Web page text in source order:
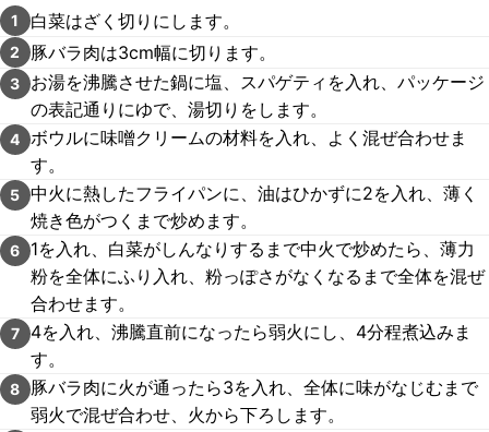
1 白菜はざく切りにします。
2 豚バラ肉は3cm幅に切ります。
3
お湯を沸騰させた鍋に塩、スパゲティを入れ、パッケージ
の表記通りにゆで、湯切りをします。
4 ボウルに味噌クリームの材料を入れ、よく混ぜ合わせま
す。
5 中火に熱したフライパンに、油はひかずに2を入れ、薄く
焼き色がつくまで炒めます。
6
1を入れ、白菜がしんなりするまで中火で炒めたら、薄力
粉を全体にふり入れ、粉っぽさがなくなるまで全体を混ぜ
合わせます。
7
4を入れ、沸騰直前になったら弱火にし、4分程煮込みま
す。
8
豚バラ肉に火が通ったら3を入れ、全体に味がなじむまで
弱火で混ぜ合わせ、火から下ろします。